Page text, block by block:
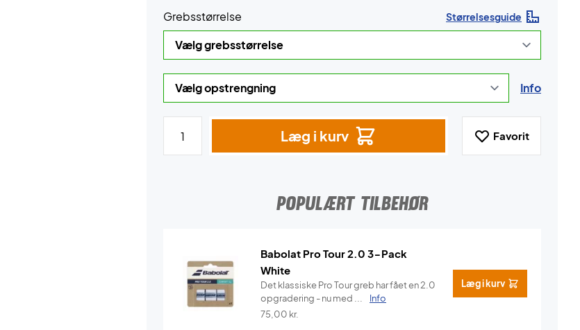
Grebsstørrelse Størrelsesguide
Info
Læg i kurv Favorit
POPULÆRT TILBEHØR
Babolat Pro Tour 2.0 3-Pack
White
Det klassiske Pro Tour greb har fået en 2.0
opgradering - nu med ...
Info
75,00 kr.
Læg i kurv